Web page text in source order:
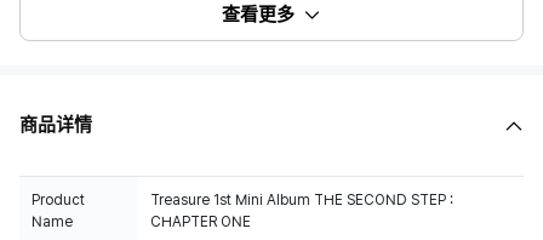
查看更多
商品详情
Product
Name
Treasure 1st Mini Album THE SECOND STEP :
CHAPTER ONE